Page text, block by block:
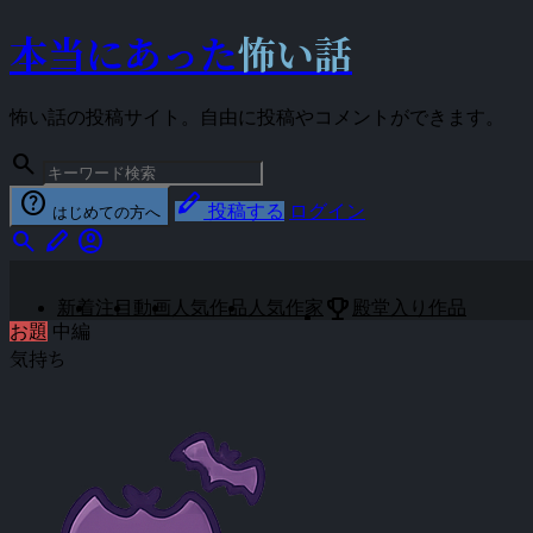
本当にあった怖い話
怖い話の投稿サイト。自由に投稿やコメントができます。
search
help はじめての方へ stylus 投稿する ログイン
search stylus account_circle
新着 注目 動画 人気作品 人気作家 emoji_events 殿堂入り作品
お題 中編
気持ち